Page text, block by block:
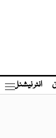
انٹر نیشنل